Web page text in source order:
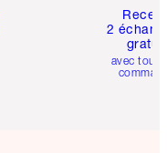
2
avec